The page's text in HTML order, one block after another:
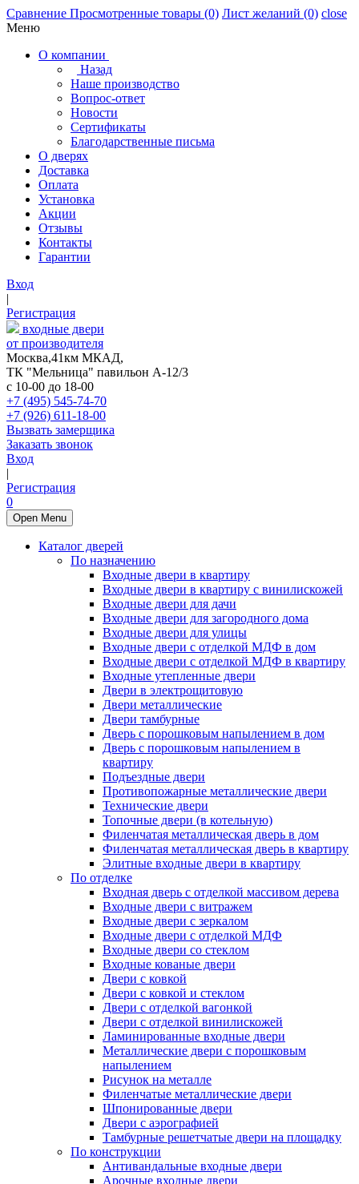
Сравнение Просмотренные товары (0) Лист желаний (0) close
Меню
О компании
Назад
Наше производство
Вопрос-ответ
Новости
Сертификаты
Благодарственные письма
О дверях
Доставка
Оплата
Установка
Акции
Отзывы
Контакты
Гарантии
Вход
|
Регистрация
входные двери
от производителя
Москва,41км МКАД,
ТК "Мельница" павильон А-12/3
с 10-00 до 18-00
+7 (495) 545-74-70
+7 (926) 611-18-00
Вызвать замерщика
Заказать звонок
Вход
|
Регистрация
0
Open Menu
Каталог дверей
По назначению
Входные двери в квартиру
Входные двери в квартиру с винилискожей
Входные двери для дачи
Входные двери для загородного дома
Входные двери для улицы
Входные двери с отделкой МДФ в дом
Входные двери с отделкой МДФ в квартиру
Входные утепленные двери
Двери в электрощитовую
Двери металлические
Двери тамбурные
Дверь с порошковым напылением в дом
Дверь с порошковым напылением в
квартиру
Подъездные двери
Противопожарные металлические двери
Технические двери
Топочные двери (в котельную)
Филенчатая металлическая дверь в дом
Филенчатая металлическая дверь в квартиру
Элитные входные двери в квартиру
По отделке
Входная дверь с отделкой массивом дерева
Входные двери с витражем
Входные двери с зеркалом
Входные двери с отделкой МДФ
Входные двери со стеклом
Входные кованые двери
Двери с ковкой
Двери с ковкой и стеклом
Двери с отделкой вагонкой
Двери с отделкой винилискожей
Ламинированные входные двери
Металлические двери с порошковым
напылением
Рисунок на металле
Филенчатые металлические двери
Шпонированные двери
Двери с аэрографией
Тамбурные решетчатые двери на площадку
По конструкции
Антивандальные входные двери
Арочные входные двери